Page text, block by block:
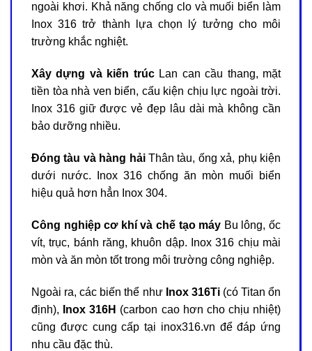
ngoài khơi. Khả năng chống clo và muối biển làm
Inox 316 trở thành lựa chọn lý tưởng cho môi
trường khắc nghiệt.
Xây dựng và kiến trúcLan can cầu thang, mặt
tiền tòa nhà ven biển, cấu kiện chịu lực ngoài trời.
Inox 316 giữ được vẻ đẹp lâu dài mà không cần
bảo dưỡng nhiều.
Đóng tàu và hàng hảiThân tàu, ống xả, phụ kiện
dưới nước. Inox 316 chống ăn mòn muối biển
hiệu quả hơn hẳn Inox 304.
Công nghiệp cơ khí và chế tạo máy Bu lông, ốc
vít, trục, bánh răng, khuôn dập. Inox 316 chịu mài
mòn và ăn mòn tốt trong môi trường công nghiệp.
Ngoài ra, các biến thể như Inox 316Ti(có Titan ổn
định),
Inox 316H (carbon cao hơn cho chịu nhiệt)
cũng được cung cấp tại inox316.vn để đáp ứng
nhu cầu đặc thù.